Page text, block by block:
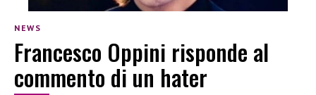
NEWS
Francesco Oppini risponde al
commento di un hater